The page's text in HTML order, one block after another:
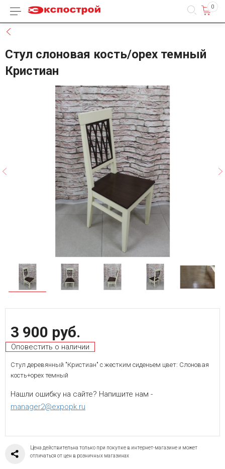
Каталог товаров 0
Стул слоновая кость/орех темный
Кристиан
3 900 руб.
Оповестить о наличии
Стул деревянный "Кристиан" с жестким сиденьем цвет: Слоновая
кость+орех темный
Нашли ошибку на сайте? Напишите нам -
manager2@expopk.ru
Цена действительна только при покупке в интернет-магазине и может
отличаться от цен в розничных магазинах